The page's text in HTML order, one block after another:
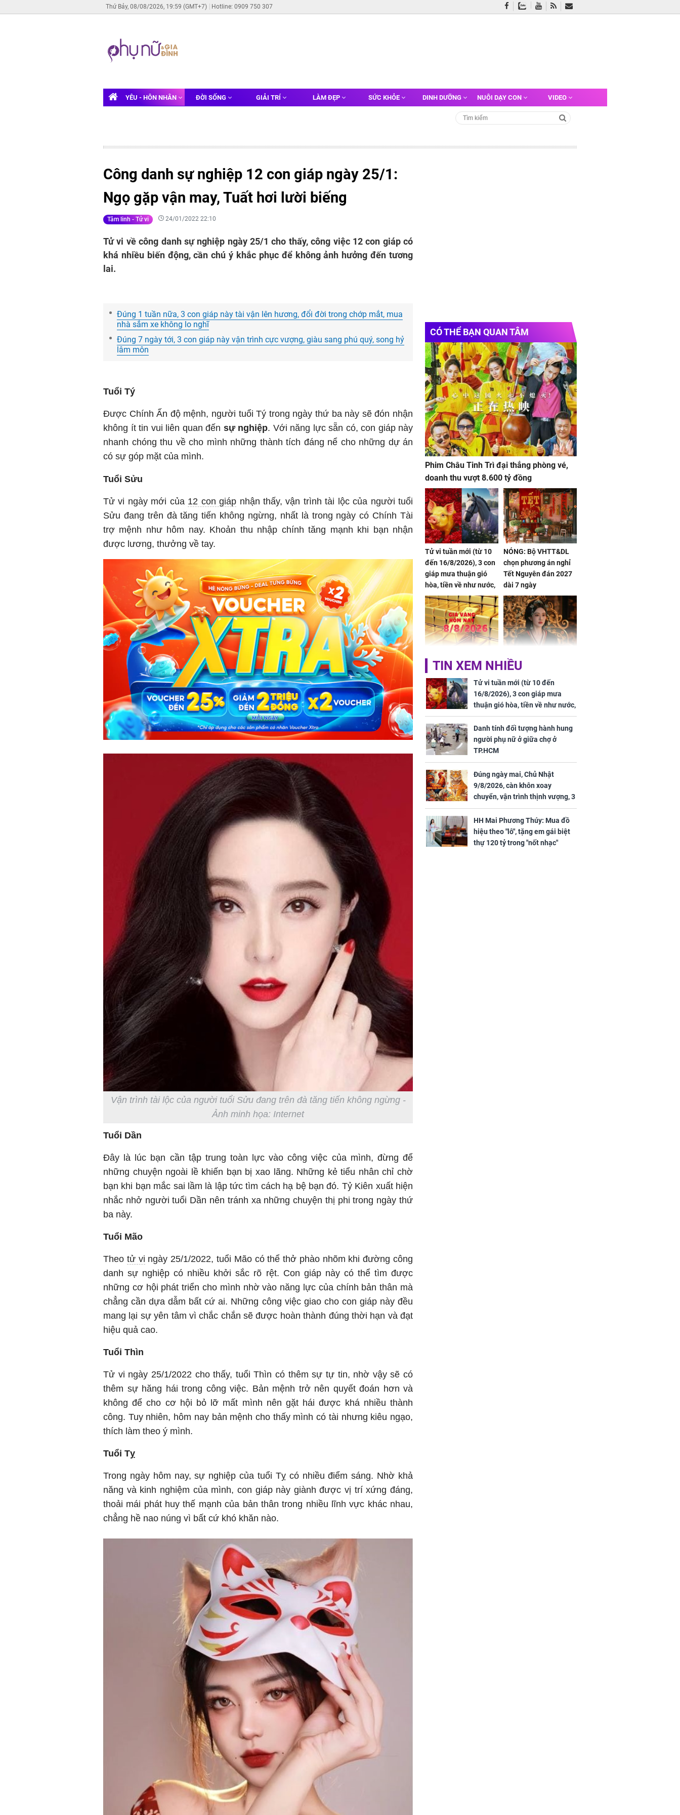
Thứ Bảy, 08/08/2026, 19:59 (GMT+7) Hotline: 0909 750 307
YÊU - HÔN NHÂN ĐỜI SỐNG GIẢI TRÍ LÀM ĐẸP SỨC KHỎE DINH DƯỠNG NUÔI DẠY CON VIDEO
Công danh sự nghiệp 12 con giáp ngày 25/1:
Ngọ gặp vận may, Tuất hơi lười biếng
Tâm linh - Tử vi 24/01/2022 22:10
Tử vi về công danh sự nghiệp ngày 25/1 cho thấy, công việc 12 con giáp có
khá nhiều biến động, cần chú ý khắc phục để không ảnh hưởng đến tương
lai.
Đúng 1 tuần nữa, 3 con giáp này tài vận lên hương, đổi đời trong chớp mắt, mua
nhà sắm xe không lo nghĩ
Đúng 7 ngày tới, 3 con giáp này vận trình cực vượng, giàu sang phú quý, song hỷ
lâm môn
Tuổi Tý
Được Chính Ấn độ mệnh, người tuổi Tý trong ngày thứ ba này sẽ đón nhận
không ít tin vui liên quan đến sự nghiệp. Với năng lực sẵn có, con giáp này
nhanh chóng thu về cho mình những thành tích đáng nể cho những dự án
có sự góp mặt của mình.
Tuổi Sửu
Tử vi ngày mới của 12 con giáp nhận thấy, vận trình tài lộc của người tuổi
Sửu đang trên đà tăng tiến không ngừng, nhất là trong ngày có Chính Tài
trợ mệnh như hôm nay. Khoản thu nhập chính tăng mạnh khi bạn nhận
được lương, thưởng về tay.
Vận trình tài lộc của người tuổi Sửu đang trên đà tăng tiến không ngừng -
Ảnh minh họa: Internet
Tuổi Dần
Đây là lúc bạn cần tập trung toàn lực vào công việc của mình, đừng để
những chuyện ngoài lề khiến bạn bị xao lãng. Những kẻ tiểu nhân chỉ chờ
bạn khi bạn mắc sai lầm là lập tức tìm cách hạ bệ bạn đó. Tỷ Kiên xuất hiện
nhắc nhở người tuổi Dần nên tránh xa những chuyện thị phi trong ngày thứ
ba này.
Tuổi Mão
Theo tử vi ngày 25/1/2022, tuổi Mão có thể thở phào nhõm khi đường công
danh sự nghiệp có nhiều khởi sắc rõ rệt. Con giáp này có thể tìm được
những cơ hội phát triển cho mình nhờ vào năng lực của chính bản thân mà
chẳng cần dựa dẫm bất cứ ai. Những công việc giao cho con giáp này đều
mang lại sự yên tâm vì chắc chắn sẽ được hoàn thành đúng thời hạn và đạt
hiệu quả cao.
Tuổi Thìn
Tử vi ngày 25/1/2022 cho thấy, tuổi Thìn có thêm sự tự tin, nhờ vậy sẽ có
thêm sự hăng hái trong công việc. Bản mệnh trở nên quyết đoán hơn và
không để cho cơ hội bỏ lỡ mất mình nên gặt hái được khá nhiều thành
công. Tuy nhiên, hôm nay bản mệnh cho thấy mình có tài nhưng kiêu ngạo,
thích làm theo ý mình.
Tuổi Tỵ
Trong ngày hôm nay, sự nghiệp của tuổi Tỵ có nhiều điểm sáng. Nhờ khả
năng và kinh nghiệm của mình, con giáp này giành được vị trí xứng đáng,
thoải mái phát huy thế mạnh của bản thân trong nhiều lĩnh vực khác nhau,
chẳng hề nao núng vì bất cứ khó khăn nào.
CÓ THỂ BẠN QUAN TÂM
Phim Châu Tinh Trì đại thắng phòng vé,
doanh thu vượt 8.600 tỷ đồng
Tử vi tuần mới (từ 10
đến 16/8/2026), 3 con
giáp mưa thuận gió
hòa, tiền về như nước,
bạc vàng dư dả, Phú
Quý Vinh Hoa, vận
trình khai sáng
NÓNG: Bộ VHTT&DL
chọn phương án nghỉ
Tết Nguyên đán 2027
dài 7 ngày
Giá vàng hôm nay,
ngày 8/8/2026: Tăng
vọt lên 144 triệu
đồng/lượng
'Bách Hoa Sát' vừa kết
thúc, Mạnh Tử Nghĩa
đã vướng tranh luận
Trong 4 ngày cuối
tháng 6 âm lịch, 3 con
giáp vượng phát Tài
Lộc, Phú Quý trăm bề,
đổi mệnh Phượng
Hoàng, ôm trọn cơ
ngơi đồ sộ
TIN XEM NHIỀU
Tử vi tuần mới (từ 10 đến
16/8/2026), 3 con giáp mưa
thuận gió hòa, tiền về như nước,
bạc vàng dư dả, Phú Quý Vinh
Hoa, vận trình khai sáng
Danh tính đối tượng hành hung
người phụ nữ ở giữa chợ ở
TP.HCM
Đúng ngày mai, Chủ Nhật
9/8/2026, càn khôn xoay
chuyển, vận trình thịnh vượng, 3
con giáp nhận phúc khí nhà trời,
tình tiền đỏ như son, vận may
hanh thông
HH Mai Phương Thúy: Mua đồ
hiệu theo "lô", tặng em gái biệt
thự 120 tỷ trong "nốt nhạc"